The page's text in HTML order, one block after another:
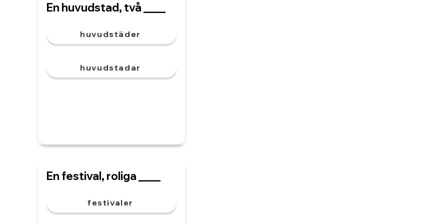
En huvudstad, två ____
huvudstäder
huvudstadar
En festival, roliga ____
festivaler